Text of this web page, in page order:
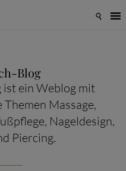

Blog
ein Weblog mit
Massage,
Nageldesign,
Piercing.